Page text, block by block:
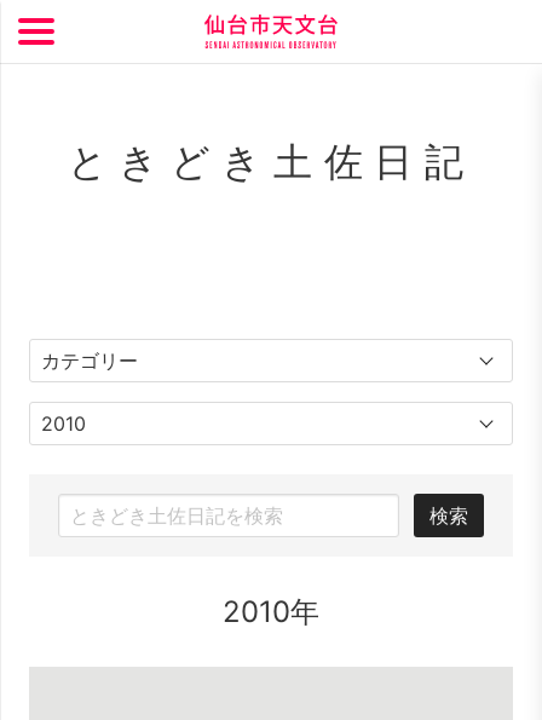
ときどき土佐日記
検索
2010年